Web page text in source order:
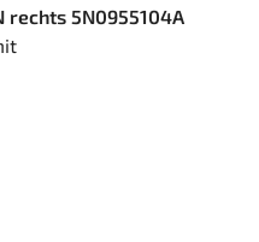
rechts 5N0955104A